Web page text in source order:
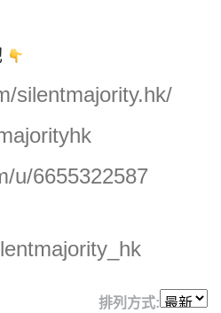
silentmajority.hk/
u/6655322587
排列方式: